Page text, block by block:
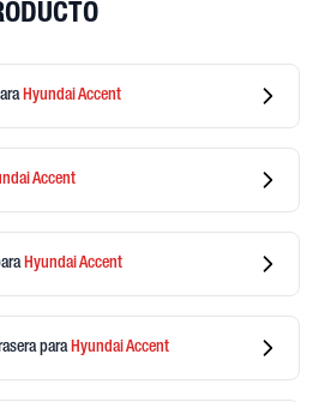
HyundaiAccent
Accent
HyundaiAccent
para HyundaiAccent